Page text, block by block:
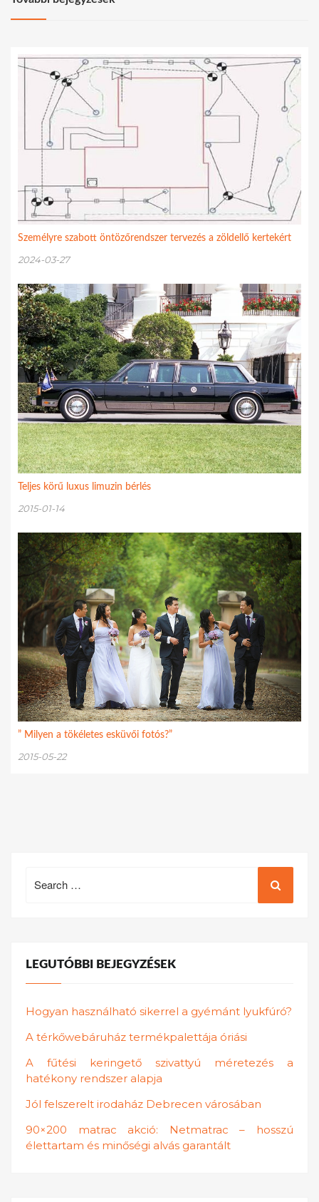
Személyre szabott öntözőrendszer tervezés a zöldellő kertekért
2024-03-27
Teljes körű luxus limuzin bérlés
2015-01-14
” Milyen a tökéletes esküvői fotós?”
2015-05-22
for:
LEGUTÓBBI BEJEGYZÉSEK
Hogyan használható sikerrel a gyémánt lyukfúró?
A térkőwebáruház termékpalettája óriási
A fűtési keringető szivattyú méretezés a
hatékony rendszer alapja
Jól felszerelt irodaház Debrecen városában
90×200 matrac akció: Netmatrac – hosszú
élettartam és minőségi alvás garantált